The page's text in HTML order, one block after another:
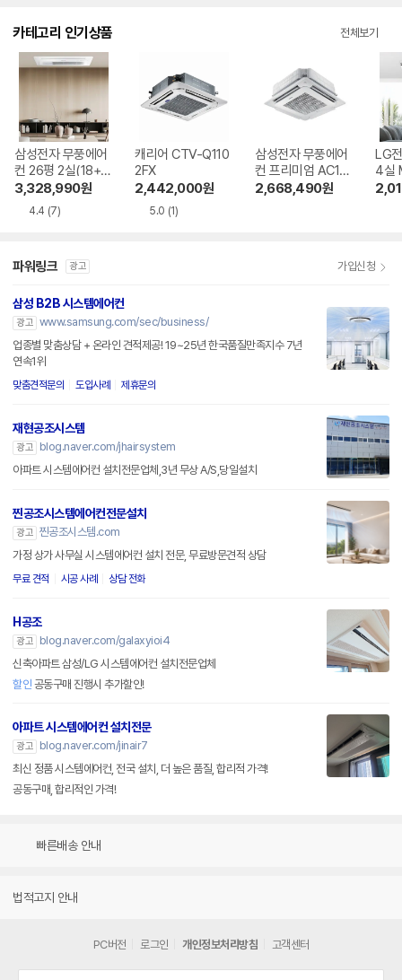
카테고리 인기상품 전체보기
삼성전자 무풍에어
컨 26평 2실(18+8
평) 다배관
3,328,990원
4.4 (7)
캐리어 CTV-Q110
2FX
2,442,000원
5.0 (1)
삼성전자 무풍에어
컨 프리미엄 AC14
5BS4PHH7SY
2,668,490원
LG
4실
V
파워링크 광고 가입신청
삼성 B2B 시스템에어컨
광고 www.samsung.com/sec/business/
업종별 맞춤상담 + 온라인 견적제공! 19~25년 한국품질만족지수 7년
연속1위
맞춤견적문의 도입사례 제휴문의
재현공조시스템
광고
blog.naver.com/jhairsystem
아파트 시스템에어컨 설치전문업체,3년 무상 A/S,당일설치
찐공조시스템에어컨전문설치
광고 찐공조시스템.com
가정 상가 사무실 시스템에어컨 설치 전문, 무료방문견적 상담
무료 견적 시공 사례 상담 전화
H공조
광고
blog.naver.com/galaxyioi4
신축아파트 삼성/LG 시스템에어컨 설치전문업체
할인 공동구매 진행시 추가할인!
아파트 시스템에어컨 설치전문
광고
blog.naver.com/jinair7
최신 정품 시스템에어컨, 전국 설치, 더 높은 품질, 합리적 가격!
공동구매, 합리적인 가격!
빠른배송 안내
법적고지 안내
PC버전 로그인 개인정보처리방침 고객센터